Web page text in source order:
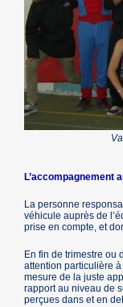
L’accompagnement
La personne
véhicule auprès de
prise en compte, et
En fin de trimestre ou
attention particulière
mesure de la juste
rapport au niveau de
perçues dans et en